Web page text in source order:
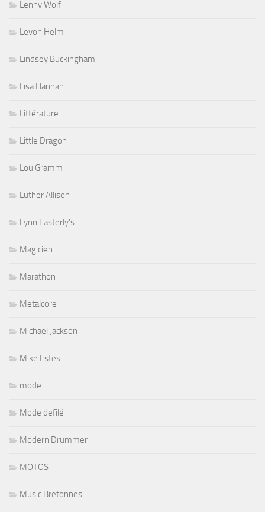
Lenny Wolf
Levon Helm
Lindsey Buckingham
Lisa Hannah
Littérature
Little Dragon
Lou Gramm
Luther Allison
Lynn Easterly's
Magicien
Marathon
Metalcore
Michael Jackson
Mike Estes
mode
Mode defilé
Modern Drummer
MOTOS
Music Bretonnes